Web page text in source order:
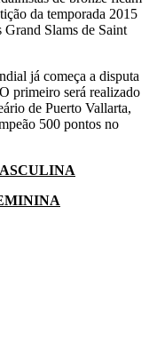
da temporada 2015
Slams de Saint
já começa a disputa
primeiro será realizado
de Puerto Vallarta,
500 pontos no